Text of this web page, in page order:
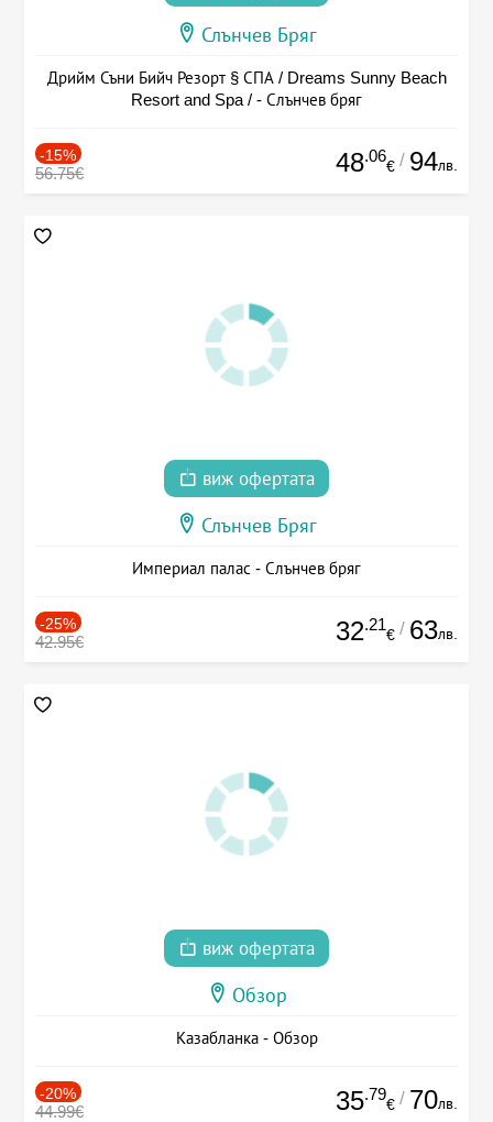
Слънчев Бряг
Дрийм Съни Бийч Резорт § СПА / Dreams Sunny Beach
Resort and Spa / - Слънчев бряг
-15%
56.75€ 48.06
€ / 94лв.
виж офертата
Слънчев Бряг
Империал палас - Слънчев бряг
-25%
42.95€ 32.21
€ / 63лв.
виж офертата
Обзор
Казабланка - Обзор
-20%
44.99€ 35.79
€ / 70лв.